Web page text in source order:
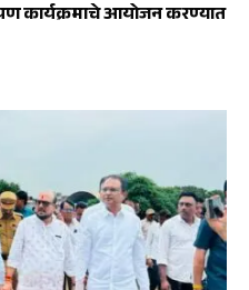
कार्यक्रमाचे आयोजन करण्यात